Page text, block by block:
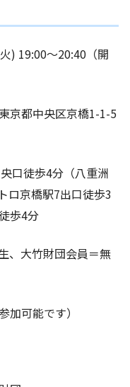
) 19:00〜20:40（開
東京都中央区京橋1-1-5
口徒歩4分（八重洲
ロ京橋駅7出口徒歩3
歩4分
、大竹財団会員＝無
可能です）